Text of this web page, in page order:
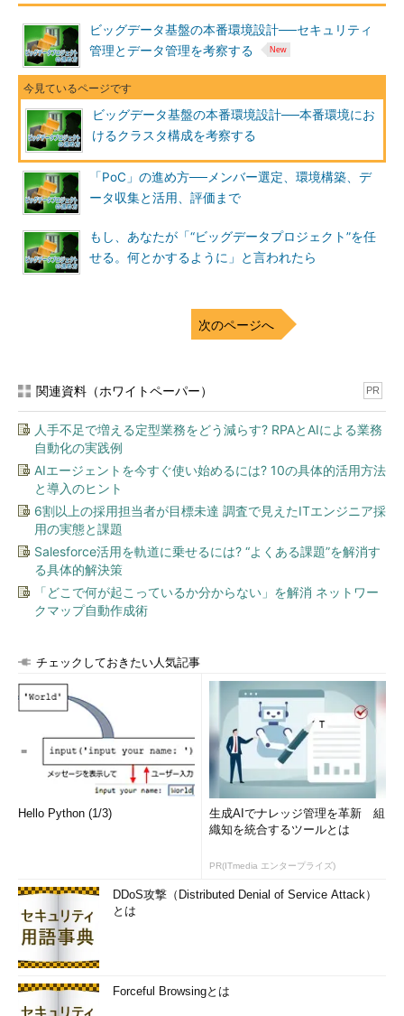
Apache Spark（以下、Spark）やMapReduce、あるいは
Apache Hive（以下、Hive）やApache Impala（incubating）
（以下、Impala）などのHadoopエコシステムSQLエンジンで
は、仮想マシン（VM）、ローカルマシン、小規模クラスタで動
作するコードはそのまま大規模クラスタで動作します。これによ
り、アプリケーション開発者はアーキテクチャの異なる環境で検
証する必要がなく、検証環境のためだけに大規模な環境を用意す
る必要もなくなります。ただし、本番以外の環境が不要というわ
Hadoopは、アプリケーション側と基盤側の双方の負担を軽く
PoCの環境と本番環境の違い
PoCでは最低限の機能を実現すれば十分でした。しかし本番環
境においては、以下のような要求を考慮する必要が出てきます。
ここでは、クラスタ管理、リソース管理、セキュリティ管理、デ
ータ管理の4項目について説明します。なお、以下の説明はオン
プレミス環境を想定しています。クラウド環境の差分については
後述します。
Hadoop自体の持つ非機能要求特性
Hadoopは、クラスタレベルでSPOF（Single Point of Failure：
単一障害点）をなくすことで高い可用性を備えています。ここで
いうクラスタレベルとは、ディスク障害、サーバ障害、そしてラ
ック障害です。単一のサーバで稼働するソフトウェアはサーバ障
散システムならではの特長といえるでしょう。しかし、単一クラ
スタではデータセンター障害への耐性がありませんので、
DR（Disaster Recovery：災害復旧）などのさらなる高い可用性
を必要とする場合にはシステム設計が必要です。
性能や拡張性についてはもはや説明する必要はないでしょう。
本連載の第1回目ではHadoopを、「 一般的なIAサーバを並べるだ
けでスケールアウトできる分散処理基盤」と説明しました。CPU
とメモリともに拡張性を備え、従来システム比で10倍以上の業務
運用や保守性要求を満たすための基本機能も提供しています。
例えば、クラスタ間データコピーの機能を使えばバックアップを
実現することができますし、監視のためのメトリクスも詳細に提
供しています。Hadoop単体では要求そのものを満たせません
が、これらの基本機能を活用した外部ツールを使うことによって
実現することが一般的です。
ビッグデータ基盤の本番環境設計──セキュリティ
管理とデータ管理を考察する
ビッグデータ基盤の本番環境設計──本番環境にお
けるクラスタ構成を考察する
「PoC」の進め方──メンバー選定、環境構築、デ
ータ収集と活用、評価まで
もし、あなたが「“ビッグデータプロジェクト”を任
せる。何とかするように」と言われたら
次のページへ
関連資料（ホワイトペーパー） PR
人手不足で増える定型業務をどう減らす? RPAとAIによる業務
自動化の実践例
AIエージェントを今すぐ使い始めるには? 10の具体的活用方法
と導入のヒント
6割以上の採用担当者が目標未達 調査で見えたITエンジニア採
用の実態と課題
Salesforce活用を軌道に乗せるには? “よくある課題”を解消す
る具体的解決策
「どこで何が起こっているか分からない」を解消 ネットワー
クマップ自動作成術
チェックしておきたい人気記事
Hello Python (1/3)
生成AIでナレッジ管理を革新 組
織知を統合するツールとは
PR(ITmedia エンタープライズ)
DDoS攻撃（Distributed Denial of Service Attack）
とは
Forceful Browsingとは